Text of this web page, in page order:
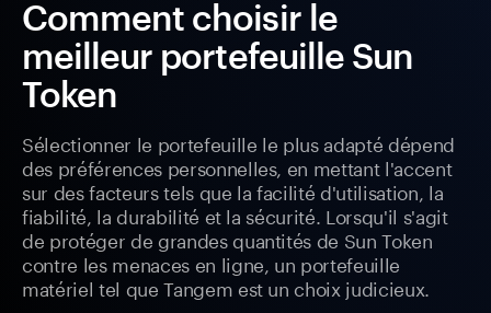
Comment choisir le
meilleur portefeuille Sun
Token
Sélectionner le portefeuille le plus adapté dépend
des préférences personnelles, en mettant l'accent
sur des facteurs tels que la facilité d'utilisation, la
fiabilité, la durabilité et la sécurité. Lorsqu'il s'agit
de protéger de grandes quantités de Sun Token
contre les menaces en ligne, un portefeuille
matériel tel que Tangem est un choix judicieux.